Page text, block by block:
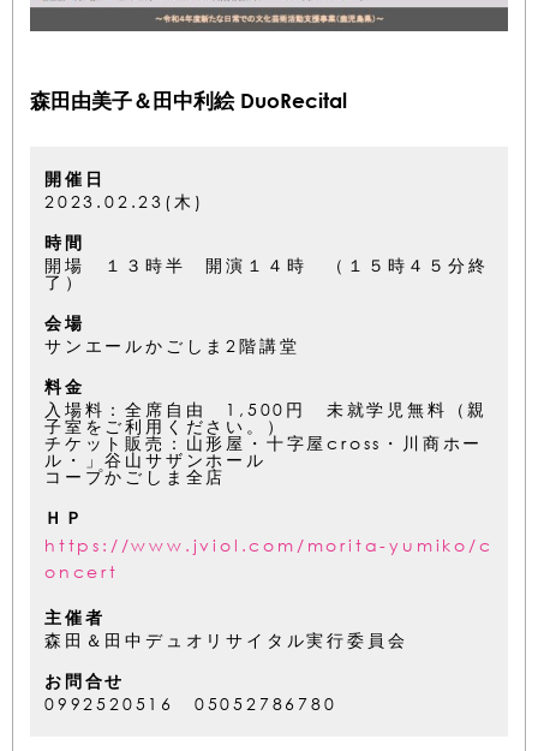
森田由美子＆田中利絵 DuoRecital
開催日
2023.02.23(木)
時間
開場 １３時半 開演１４時 （１５時４５分終
了）
会場
サンエールかごしま2階講堂
料金
入場料：全席自由 1,500円 未就学児無料（親
子室をご利用ください。）
チケット販売：山形屋・十字屋cross・川商ホー
ル・」谷山サザンホール
コープかごしま全店
ＨＰ
https://www.jviol.com/morita-yumiko/c
oncert
主催者
森田＆田中デュオリサイタル実行委員会
お問合せ
0992520516 05052786780